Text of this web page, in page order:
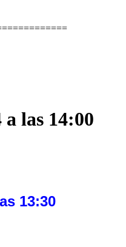
a las 14:00
13:30